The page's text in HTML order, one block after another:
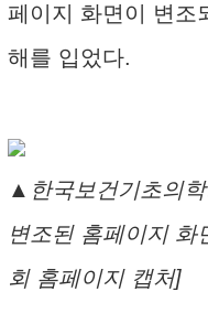
페이지 화면이 변조
해를 입었다.
▲한국보건기초의
변조된 홈페이지 화
회 홈페이지 캡처]